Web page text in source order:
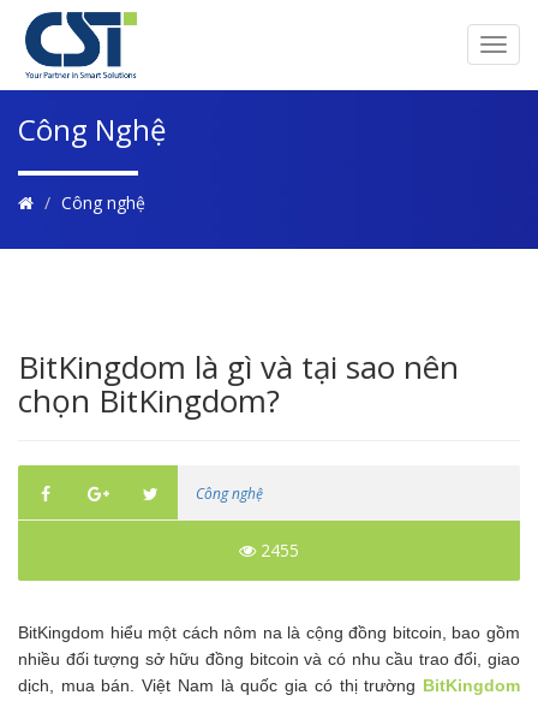
Công Nghệ
Công nghệ
BitKingdom là gì và tại sao nên
chọn BitKingdom?
Công nghệ
2455
BitKingdom hiểu một cách nôm na là cộng đồng bitcoin, bao gồm
nhiều đối tượng sở hữu đồng bitcoin và có nhu cầu trao đổi, giao
dịch, mua bán. Việt Nam là quốc gia có thị trường BitKingdom